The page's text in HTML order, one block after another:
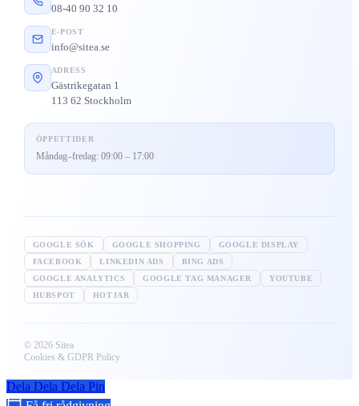
08-40 90 32 10
E-POST
info@sitea.se
ADRESS
Gästrikegatan 1
113 62 Stockholm
ÖPPETTIDER
Måndag–fredag: 09:00 – 17:00
GOOGLE SÖK GOOGLE SHOPPING
GOOGLE DISPLAY
FACEBOOK
LINKEDIN ADS
BING ADS
GOOGLE ANALYTICS
GOOGLE TAG MANAGER
YOUTUBE
HUBSPOT
HOTJAR
© 2026 Sitea
Cookies & GDPR Policy
Dela Dela Dela Pin